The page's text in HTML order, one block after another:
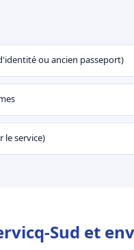
ou ancien passeport)
le service)
Sud et